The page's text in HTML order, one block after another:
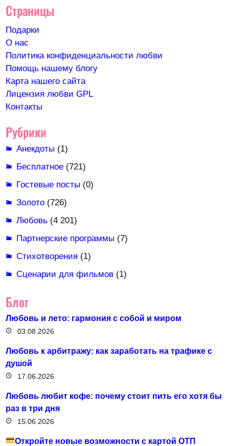
Страницы
Подарки
О нас
Политика конфиденциальности любви
Помощь нашему блогу
Карта нашего сайта
Лицензия любви GPL
Контакты
Рубрики
Анекдоты (1)
Бесплатное(721)
Гостевые посты (0)
Золото(726)
Любовь(4 201)
Партнерские программы (7)
Стихотворения (1)
Сценарии для фильмов(1)
Блог
Любовь и лето: гармония с собой и миром
03.08.2026
Любовь к арбитражу: как заработать на трафике с
душой
17.06.2026
Любовь любит кофе: почему стоит пить его хотя бы
раз в три дня
15.06.2026
Откройте новые возможности с картой ОТП